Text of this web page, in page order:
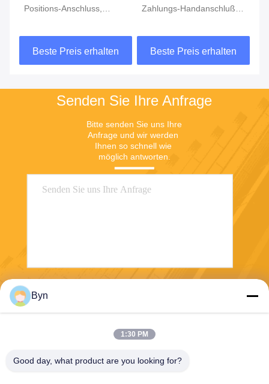
Zahlungs-Handanschluß
Beste Preis erhalten
Positions-Anschluss für
Code-Zahlung
Beste Preis erhalten
Senden Sie Ihre Anfrage
Bitte senden Sie uns Ihre
Anfrage und wir werden
Ihnen so schnell wie
möglich antworten.
Byn
1:30 PM
Good day, what product are you looking for?